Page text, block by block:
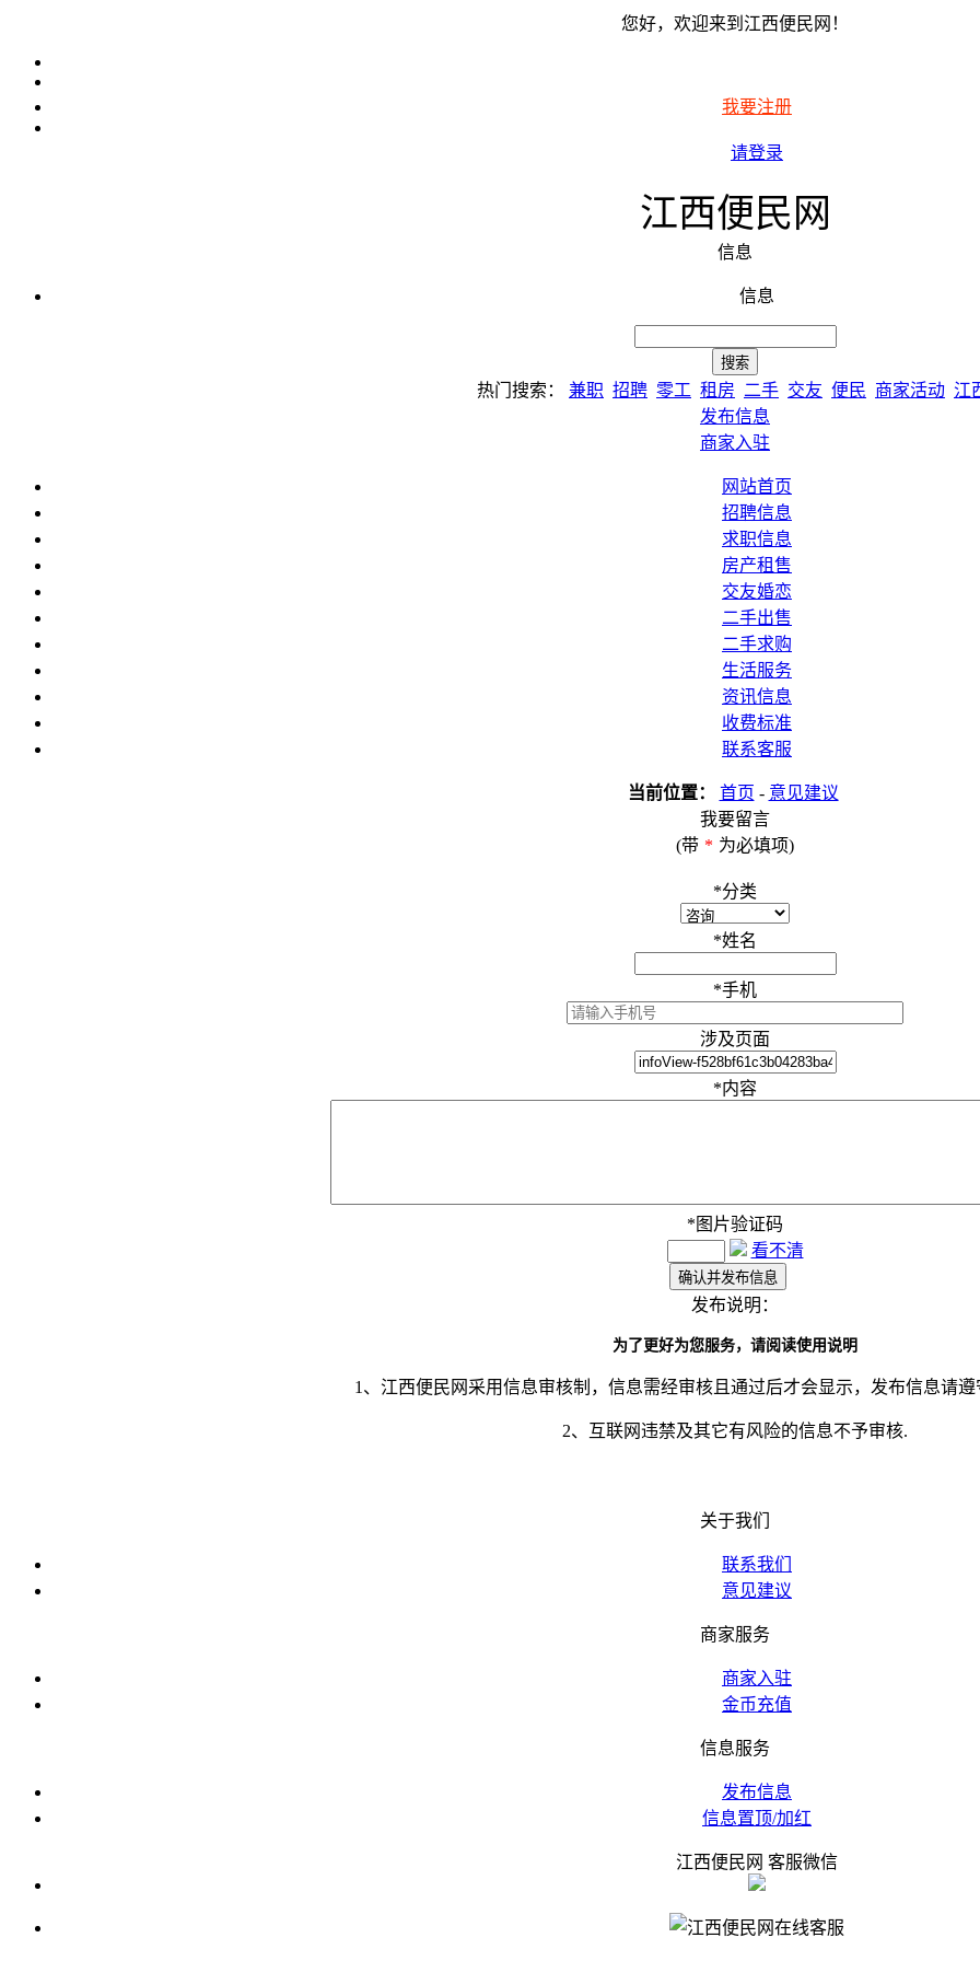
您好，欢迎来到江西便民网！
我要注册
请登录
江西便民网
信息
信息
热门搜索： 兼职 招聘 零工 租房 二手 交友 便民 商家活动 江
发布信息
商家入驻
网站首页
招聘信息
求职信息
房产租售
交友婚恋
二手出售
二手求购
生活服务
资讯信息
收费标准
联系客服
当前位置： 首页 - 意见建议
我要留言
(带 * 为必填项)
*分类
*姓名
*手机
涉及页面
*内容
* 图片验证码
看不清
发布说明：
为了更好为您服务，请阅读使用说明
1、江西便民网采用信息审核制，信息需经审核且通过后才会显示，发布信息请遵
2、互联网违禁及其它有风险的信息不予审核.
关于我们
联系我们
意见建议
商家服务
商家入驻
金币充值
信息服务
发布信息
信息置顶/加红
江西便民网 客服微信